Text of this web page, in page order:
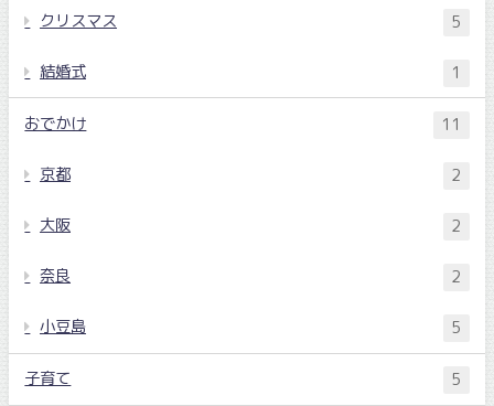
クリスマス 5
結婚式 1
おでかけ 11
京都 2
大阪 2
奈良 2
小豆島 5
子育て 5